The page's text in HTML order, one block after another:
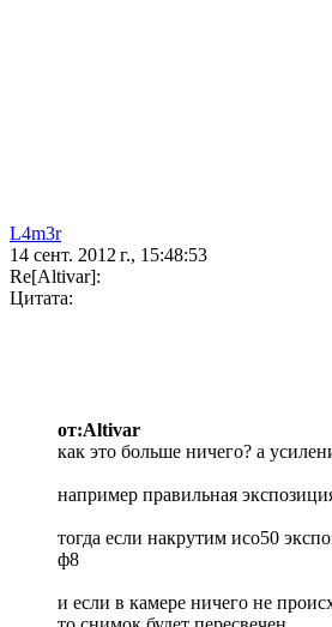
L4m3r
14 сент. 2012 г., 15:48:53
Re[Altivar]:
Цитата:
от:Altivar
как это больше ничего? а
например правильная
тогда если накрутим исо50
ф8
и если в камере ничего не